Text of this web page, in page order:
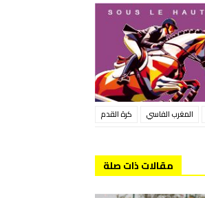
المغرب الفاسي كرة القدم
مقالات ذات صلة